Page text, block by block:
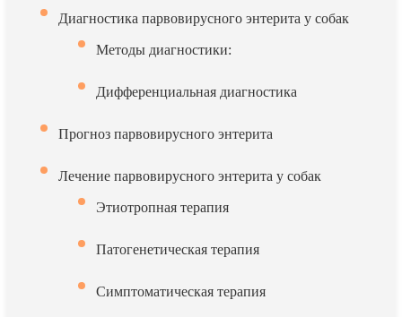
Диагностика парвовирусного энтерита у собак
Методы диагностики:
Дифференциальная диагностика
Прогноз парвовирусного энтерита
Лечение парвовирусного энтерита у собак
Этиотропная терапия
Патогенетическая терапия
Симптоматическая терапия